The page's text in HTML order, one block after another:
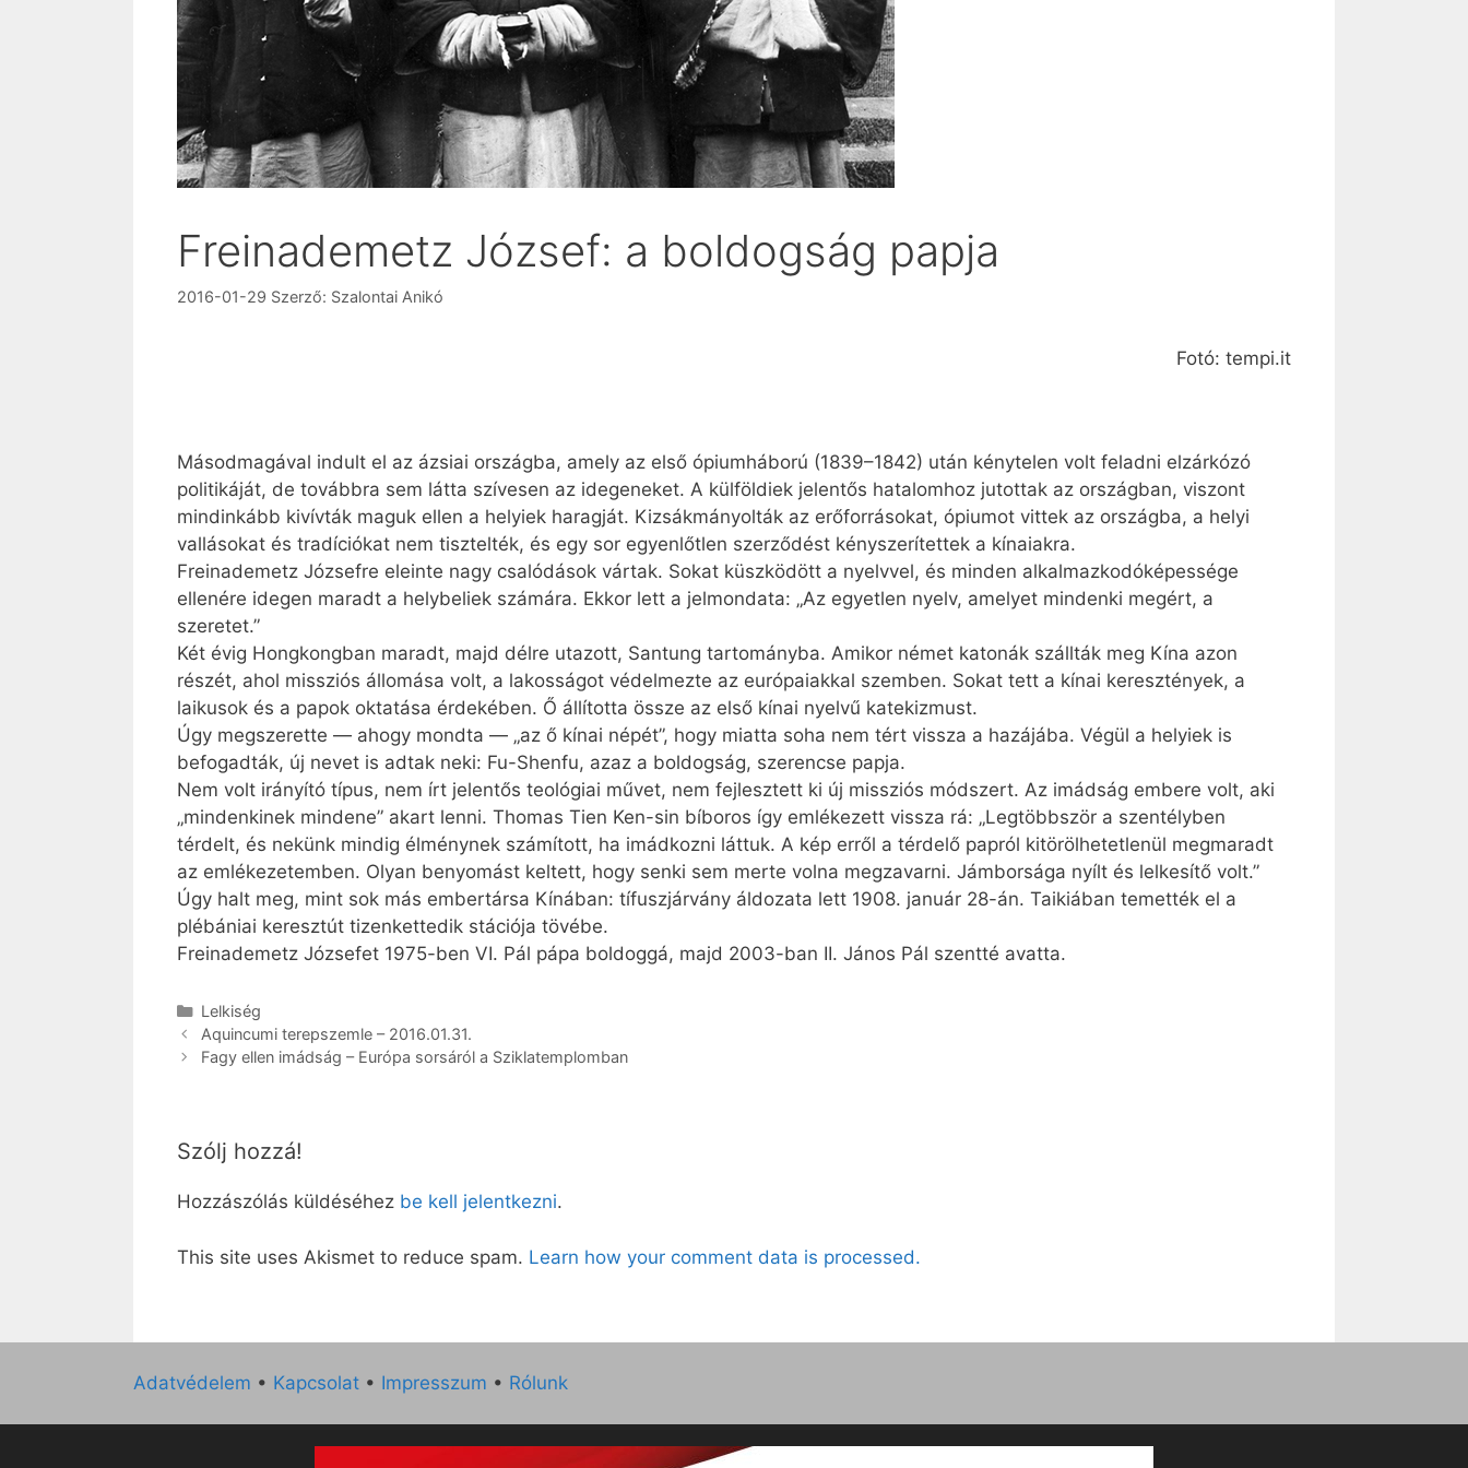
Freinademetz József: a boldogság papja
2016-01-29 Szerző: Szalontai Anikó
Fotó: tempi.it
Másodmagával indult el az ázsiai országba, amely az első ópiumháború (1839–1842) után kénytelen volt feladni elzárkózó
politikáját, de továbbra sem látta szívesen az idegeneket. A külföldiek jelentős hatalomhoz jutottak az országban, viszont
mindinkább kivívták maguk ellen a helyiek haragját. Kizsákmányolták az erőforrásokat, ópiumot vittek az országba, a helyi
vallásokat és tradíciókat nem tisztelték, és egy sor egyenlőtlen szerződést kényszerítettek a kínaiakra.
Freinademetz Józsefre eleinte nagy csalódások vártak. Sokat küszködött a nyelvvel, és minden alkalmazkodóképessége
ellenére idegen maradt a helybeliek számára. Ekkor lett a jelmondata: „Az egyetlen nyelv, amelyet mindenki megért, a
szeretet.”
Két évig Hongkongban maradt, majd délre utazott, Santung tartományba. Amikor német katonák szállták meg Kína azon
részét, ahol missziós állomása volt, a lakosságot védelmezte az európaiakkal szemben. Sokat tett a kínai keresztények, a
laikusok és a papok oktatása érdekében. Ő állította össze az első kínai nyelvű katekizmust.
Úgy megszerette — ahogy mondta — „az ő kínai népét”, hogy miatta soha nem tért vissza a hazájába. Végül a helyiek is
befogadták, új nevet is adtak neki: Fu-Shenfu, azaz a boldogság, szerencse papja.
Nem volt irányító típus, nem írt jelentős teológiai művet, nem fejlesztett ki új missziós módszert. Az imádság embere volt, aki
„mindenkinek mindene” akart lenni. Thomas Tien Ken-sin bíboros így emlékezett vissza rá: „Legtöbbször a szentélyben
térdelt, és nekünk mindig élménynek számított, ha imádkozni láttuk. A kép erről a térdelő papról kitörölhetetlenül megmaradt
az emlékezetemben. Olyan benyomást keltett, hogy senki sem merte volna megzavarni. Jámborsága nyílt és lelkesítő volt.”
Úgy halt meg, mint sok más embertársa Kínában: tífuszjárvány áldozata lett 1908. január 28-án. Taikiában temették el a
plébániai keresztút tizenkettedik stációja tövébe.
Freinademetz Józsefet 1975-ben VI. Pál pápa boldoggá, majd 2003-ban II. János Pál szentté avatta.
Kategória
Lelkiség
Aquincumi terepszemle – 2016.01.31.
Fagy ellen imádság – Európa sorsáról a Sziklatemplomban
Szólj hozzá!
Hozzászólás küldéséhez be kell jelentkezni.
This site uses Akismet to reduce spam. Learn how your comment data is processed.
Adatvédelem • Kapcsolat • Impresszum • Rólunk